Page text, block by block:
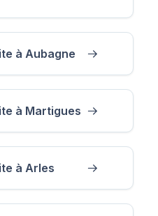
à Aubagne
à Martigues
à Arles